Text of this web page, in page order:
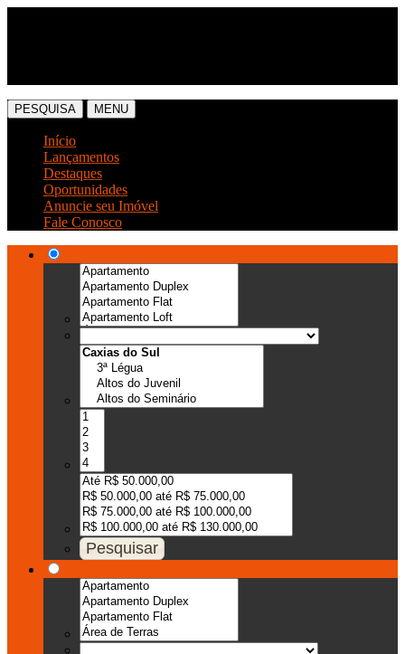
PESQUISA MENU
Início
Lançamentos
Destaques
Oportunidades
Anuncie seu Imóvel
Fale Conosco